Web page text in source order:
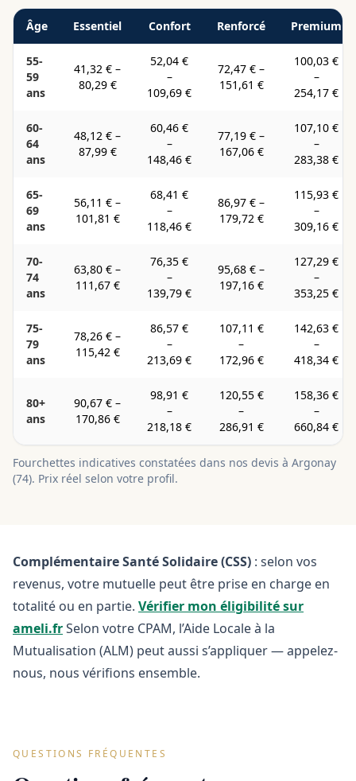
Âge Essentiel Confort Renforcé Premium
55-
59
ans
41,32 € –
80,29 €
52,04 €
–
109,69 €
72,47 € –
151,61 €
100,03 €
–
254,17 €
60-
64
ans
48,12 € –
87,99 €
60,46 €
–
148,46 €
77,19 € –
167,06 €
107,10 €
–
283,38 €
65-
69
ans
56,11 € –
101,81 €
68,41 €
–
118,46 €
86,97 € –
179,72 €
115,93 €
–
309,16 €
70-
74
ans
63,80 € –
111,67 €
76,35 €
–
139,79 €
95,68 € –
197,16 €
127,29 €
–
353,25 €
75-
79
ans
78,26 € –
115,42 €
86,57 €
–
213,69 €
107,11 €
–
172,96 €
142,63 €
–
418,34 €
80+
ans
90,67 € –
170,86 €
98,91 €
–
218,18 €
120,55 €
–
286,91 €
158,36 €
–
660,84 €
Fourchettes indicatives constatées dans nos devis à Argonay
(74). Prix réel selon votre profil.
Complémentaire Santé Solidaire (CSS) : selon vos
revenus, votre mutuelle peut être prise en charge en
totalité ou en partie. Vérifier mon éligibilité sur
ameli.frSelon votre CPAM, l’Aide Locale à la
Mutualisation (ALM) peut aussi s’appliquer — appelez-
nous, nous vérifions ensemble.
QUESTIONS FRÉQUENTES